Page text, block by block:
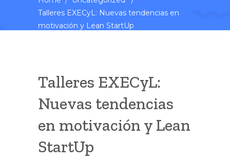
Talleres EXECyL: Nuevas tendencias en
motivación y Lean StartUp
Talleres EXECyL:
Nuevas tendencias
en motivación y Lean
StartUp